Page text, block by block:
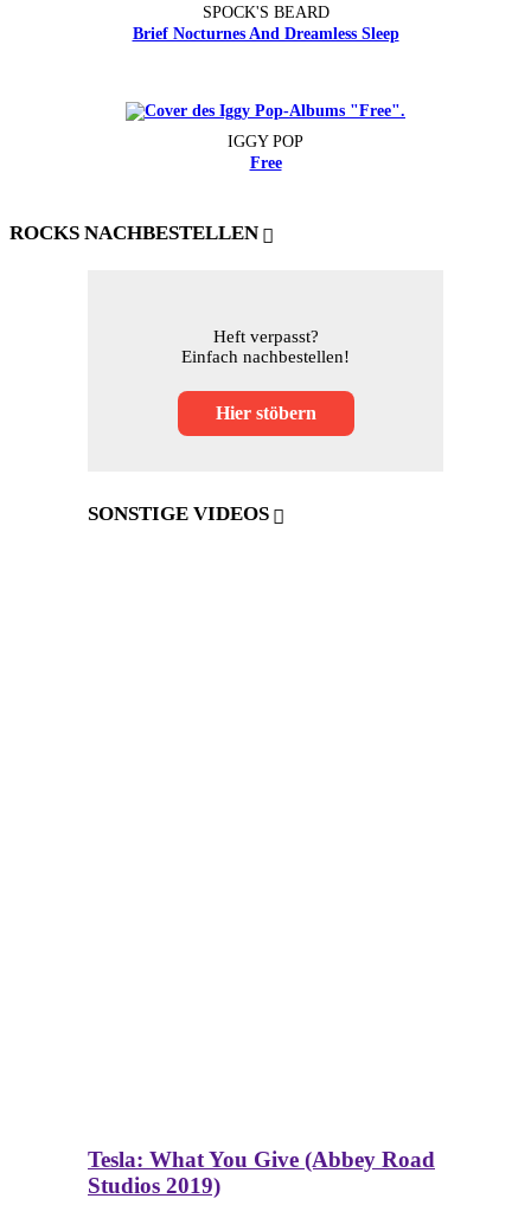
SPOCK'S BEARD
Brief Nocturnes And Dreamless Sleep
IGGY POP
Free
ROCKS NACHBESTELLEN
Heft verpasst?
Einfach nachbestellen!
Hier stöbern
SONSTIGE VIDEOS
Tesla: What You Give (Abbey Road
Studios 2019)